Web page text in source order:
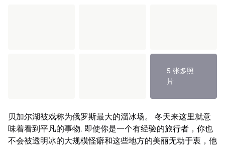
5 张多照
片
贝加尔湖被戏称为俄罗斯最大的溜冰场。 冬天来这里就意
味着看到平凡的事物. 即使你是一个有经验的旅行者，你也
不会被透明冰的大规模怪癖和这些地方的美丽无动于衷，他